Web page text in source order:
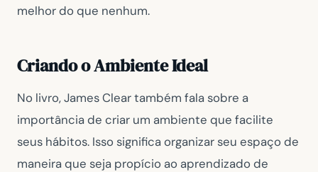
melhor do que nenhum.
Criando o Ambiente Ideal
No livro, James Clear também fala sobre a
importância de criar um ambiente que facilite
seus hábitos. Isso significa organizar seu espaço de
maneira que seja propício ao aprendizado de